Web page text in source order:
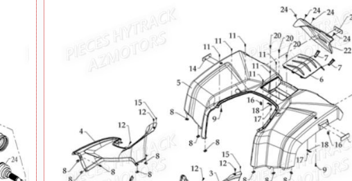
Selle Version De Luxe
Suspension Arriere Droite
Suspension Arriere Gauche
Suspension Avant Droite
Suspension Avant Gauche
Systeme De Frein
Systeme De Refroidissement
Systeme Electrique
Transmission
Variateur